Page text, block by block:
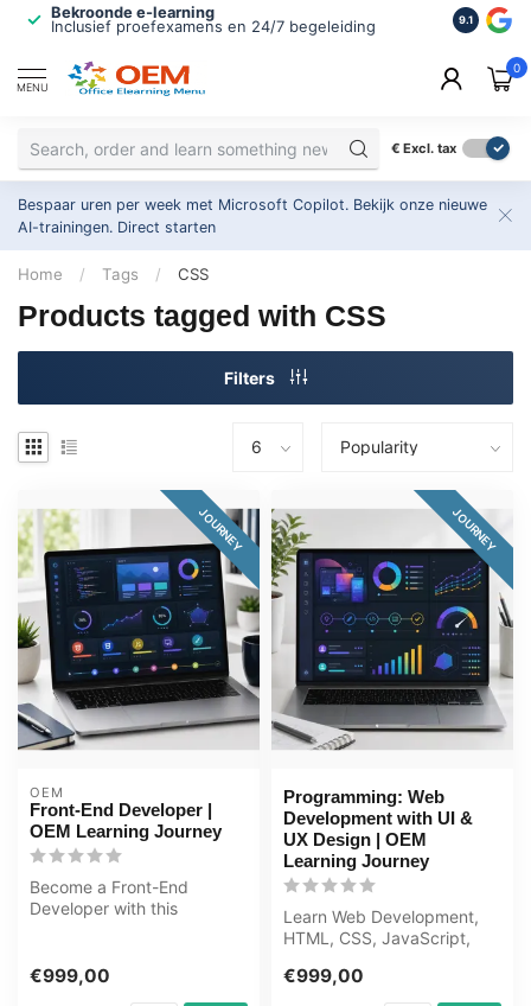
Bekroonde e-learning
Inclusief proefexamens en 24/7 begeleiding
ISO
2.500+
9.1
MENU
0
€ Excl. tax
Bespaar uren per week met Microsoft Copilot. Bekijk onze nieuwe
AI-trainingen. Direct starten
Home / Tags / CSS
Products tagged with CSS
Filters
JOURNEY
OEM
Front-End Developer |
OEM Learning Journey
Become a Front-End
Developer with this
€999,00
JOURNEY
Programming: Web
Development with UI &
UX Design | OEM
Learning Journey
Learn Web Development,
HTML, CSS, JavaScript,
expert in th...
€999,00